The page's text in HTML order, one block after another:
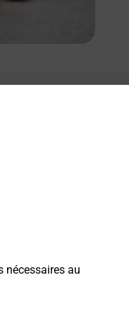
nécessaires au